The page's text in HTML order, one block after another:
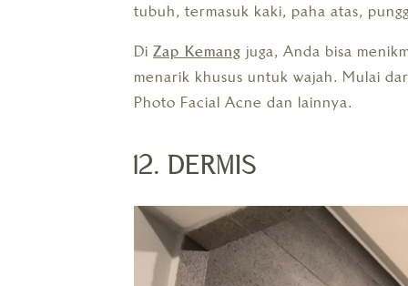
tubuh, termasuk kaki, paha atas,
Di Zap Kemang juga, Anda bisa
menarik khusus untuk wajah. Mulai
Photo Facial Acne dan lainnya.
12. DERMIS